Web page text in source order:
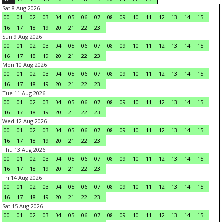
Sat 8 Aug 2026
00
01 02 03 04 05 06 07 08 09 10 11 12 13 14
15
16
17 18 19 20 21 22
23
Sun 9 Aug 2026
00
01 02 03 04 05 06 07 08 09 10 11 12 13 14
15
16
17 18 19 20 21 22
23
Mon 10 Aug 2026
00
01 02 03 04 05 06 07 08 09 10 11 12 13 14
15
16
17 18 19 20 21 22
23
Tue 11 Aug 2026
00
01 02 03 04 05 06 07 08 09 10 11 12 13 14
15
16
17 18 19 20 21 22
23
Wed 12 Aug 2026
00
01 02 03 04 05 06 07 08 09 10 11 12 13 14
15
16
17 18 19 20 21 22
23
Thu 13 Aug 2026
00
01 02 03 04 05 06 07 08 09 10 11 12 13 14
15
16
17 18 19 20 21 22
23
Fri 14 Aug 2026
00
01 02 03 04 05 06 07 08 09 10 11 12 13 14
15
16
17 18 19 20 21 22
23
Sat 15 Aug 2026
00
01 02 03 04 05 06 07 08 09 10 11 12 13 14
15